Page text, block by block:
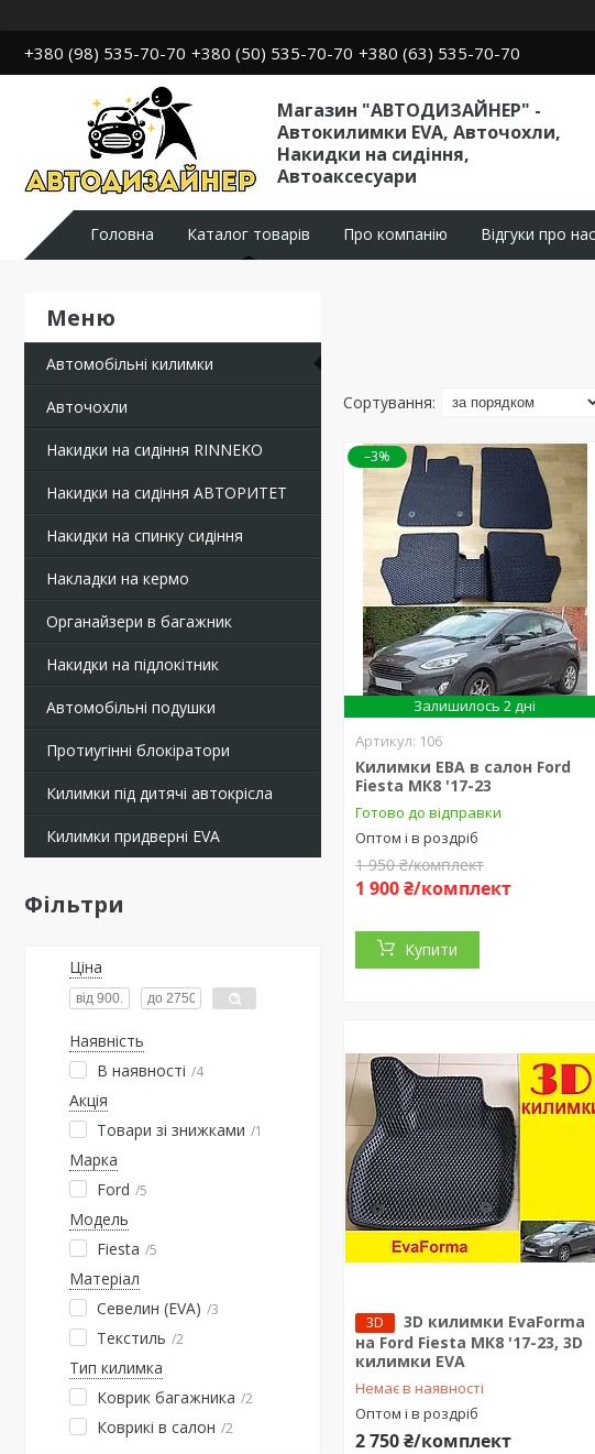
+380 (98) 535-70-70 +380 (50) 535-70-70 +380 (63) 535-70-70
Магазин "АВТОДИЗАЙНЕР" -
Автокилимки EVA, Авточохли,
Накидки на сидіння,
Автоаксесуари
Головна Каталог товарів Про компанію Відгуки про нас
Автомобільні килимки
Авточохли
Накидки на сидіння RINNEKO
Накидки на сидіння АВТОРИТЕТ
Накидки на спинку сидіння
Накладки на кермо
Органайзери в багажник
Накидки на підлокітник
Автомобільні подушки
Протиугінні блокіратори
Килимки під дитячі автокрісла
Килимки придверні EVA
Фільтри
Ціна
Наявність
В наявності
4
Акція
Товари зі знижками
1
Марка
Ford 5
Модель
Fiesta 5
Матеріал
Севелин (EVA) 3
Текстиль 2
Тип килимка
Коврик багажника 2
Коврикі в салон 2
–3%
Залишилось 2 дні
106
Килимки ЕВА в салон Ford
Fiesta МК8 '17-23
Готово до відправки
Оптом і в роздріб
1 950 ₴/комплект
1 900 ₴/комплект
Купити
3D
3D килимки EvaForma
на Ford Fiesta МК8 '17-23, 3D
килимки EVA
Немає в наявності
Оптом і в роздріб
2 750 ₴/комплект